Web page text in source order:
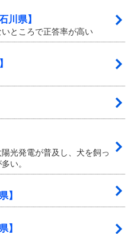
川県】
ところで正答率が高い
光発電が普及し、犬を飼っ
い。
】
】